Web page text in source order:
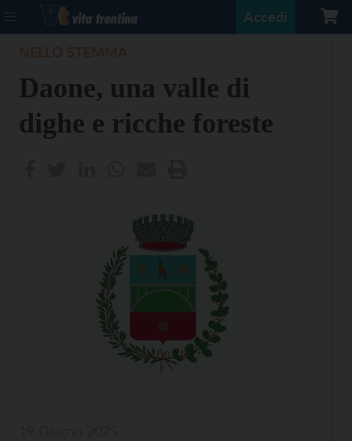
Accedi
Daone, una valle di
dighe e ricche foreste